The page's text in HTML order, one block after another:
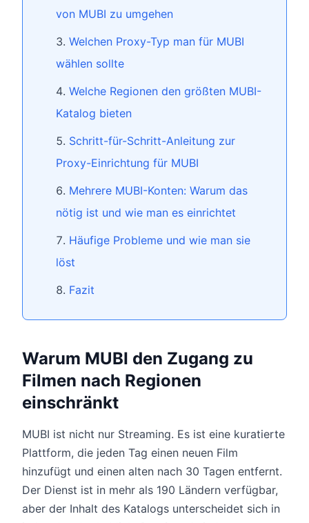
von MUBI zu umgehen
Welchen Proxy-Typ man für MUBI
wählen sollte
Welche Regionen den größten MUBI-
Katalog bieten
Schritt-für-Schritt-Anleitung zur
Proxy-Einrichtung für MUBI
Mehrere MUBI-Konten: Warum das
nötig ist und wie man es einrichtet
Häufige Probleme und wie man sie
löst
Fazit
Warum MUBI den Zugang zu
Filmen nach Regionen
einschränkt
MUBI ist nicht nur Streaming. Es ist eine kuratierte
Plattform, die jeden Tag einen neuen Film
hinzufügt und einen alten nach 30 Tagen entfernt.
Der Dienst ist in mehr als 190 Ländern verfügbar,
aber der Inhalt des Katalogs unterscheidet sich in